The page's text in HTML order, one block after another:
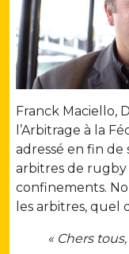
Franck Maciello,
l’Arbitrage à la
adressé en fin de
arbitres de rugby
confinements.
les arbitres, quel
« Chers tous,